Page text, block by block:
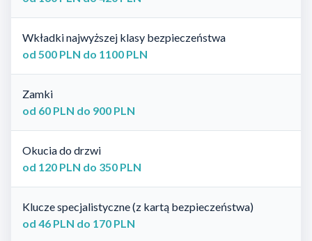
Wkładki najwyższej klasy bezpieczeństwa
od 500 PLN do 1100 PLN
Zamki
od 60 PLN do 900 PLN
Okucia do drzwi
od 120 PLN do 350 PLN
Klucze specjalistyczne (z kartą bezpieczeństwa)
od 46 PLN do 170 PLN